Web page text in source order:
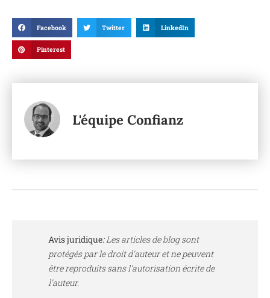
Facebook Twitter LinkedIn
Pinterest
L'équipe Confianz
Avis juridique:Les articles de blog sont
protégés par le droit d'auteur et ne peuvent
être reproduits sans l'autorisation écrite de
l'auteur.